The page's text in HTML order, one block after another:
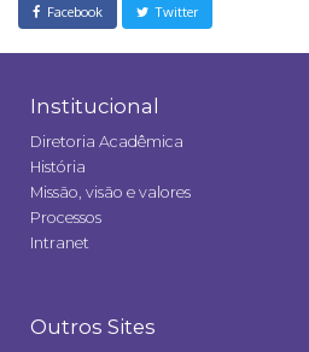
Facebook Twitter
Institucional
Diretoria Acadêmica
História
Missão, visão e valores
Processos
Intranet
Outros Sites